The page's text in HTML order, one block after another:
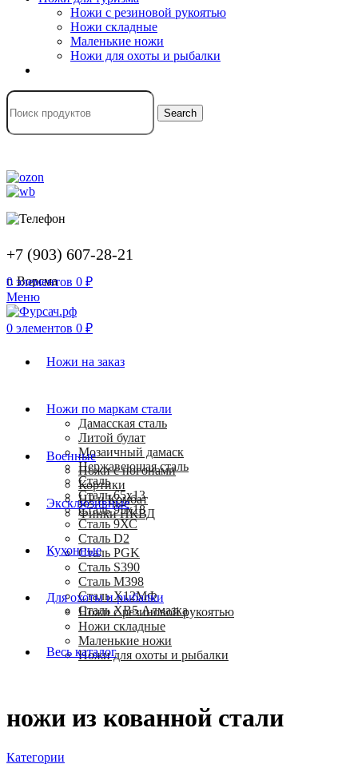
Ножи с резиновой рукоятью
Ножи складные
Маленькие ножи
Ножи для охоты и рыбалки
Search
+7 (903) 607-28-21
г. Ворсма
0 элементов 0 ₽
Меню
0 элементов 0 ₽
Ножи на заказ
Ножи по маркам стали
Дамасская сталь
Литой булат
Мозаичный дамаск
Нержавеющая сталь
Сталь
Сталь 65х13
Сталь 95х18
Сталь 9ХС
Сталь D2
Сталь PGK
Сталь S390
Сталь M398
Сталь Х12МФ
Сталь ХВ5 Алмазка
Военные
Ножи с погонами
Кортики
HP и Комбат
Финки НКВД
Эксклюзивные
Кухонные
Для охоты и рыбалки
Ножи с резиновой рукоятью
Ножи складные
Маленькие ножи
Ножи для охоты и рыбалки
Весь каталог
ножи из кованной стали
Категории